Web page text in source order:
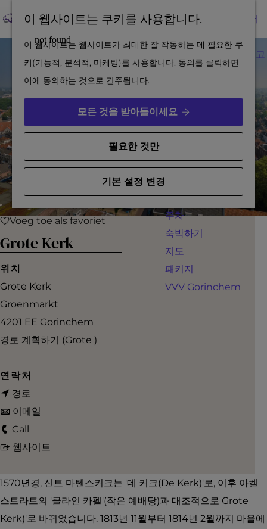
이 웹사이트는 쿠키를 사용합니다.
이 웹사이트는 웹사이트가 최대한 잘 작동하는 데 필요한 쿠
키(기능적, 분석적, 마케팅)를 사용합니다. 동의를 클릭하면
이에 동의하는 것으로 간주됩니다.
모든 것을 받아들이세요
필요한 것만
기본 설정 변경
홈
지
로
이
동
즐
지
도시 가이드와 함께 떠
네덜란드 워터라인과 고
물의 도시
영감
방문 계획 세우기
접근성
주차
숙박하기
지도
패키지
VVV Gorinchem
Grote Kerk
Voeg toe als favoriet
Voeg toe als favoriet
위치
Grote Kerk
Groenmarkt
4201 EE Gorinchem
경로 계획하기 G
k
(Grote G
k
)
연락처
경로
r
t
K
e
r
이메일
o
e
K
e
Call
r
t
e
K
웹사이트
o
t
e
1570년경, 신트 마텐스커크는 '데 커크(De Kerk)'로, 이후 아켈
스트라트의 '클라인 카펠'(작은 예배당)과 대조적으로 Grote
Kerk)'로 바뀌었습니다. 1813년 11월부터 1814년 2월까지 마을에